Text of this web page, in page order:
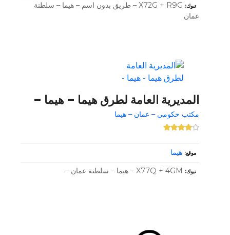
تبوك
X72G + R9G – طريق بدون اسم – هيما – سلطنة
عمان
المديرية العامة لطرق هيما – هيما –
مكتب حكومي – عمان – هيما
موقع هيما
تبوك X77Q + 4GM – هيما – سلطنة عمان –